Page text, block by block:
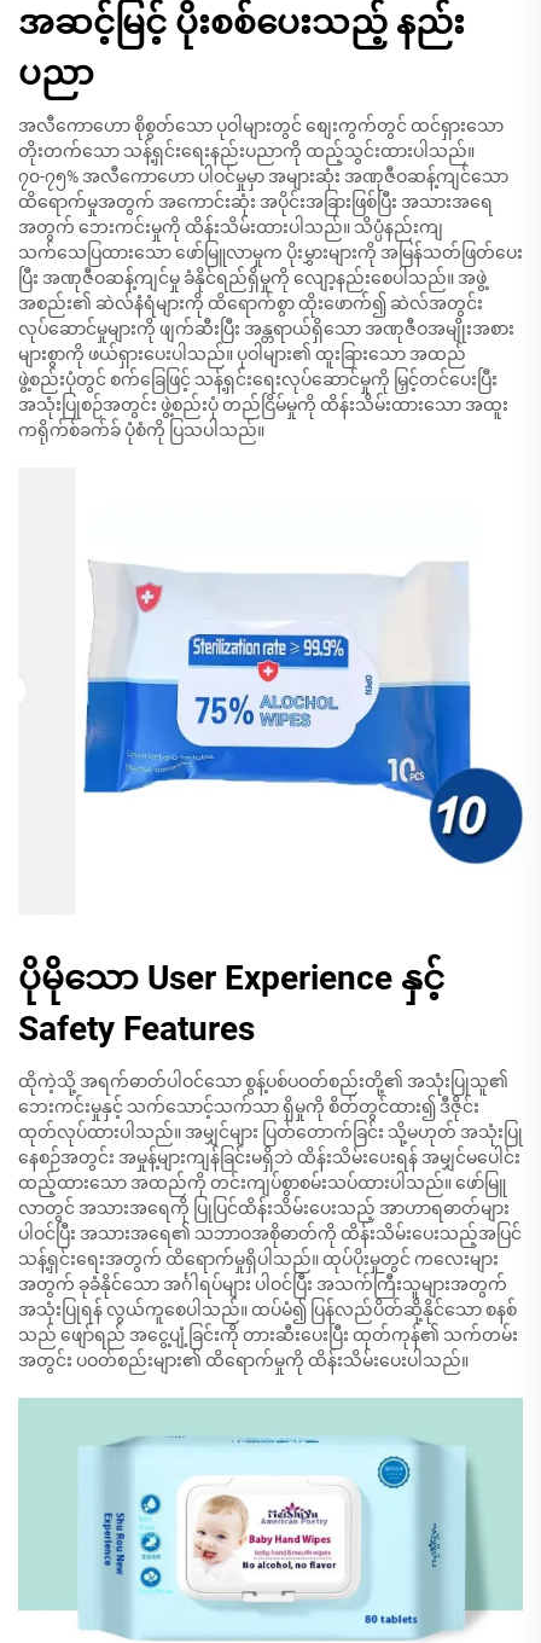
အဆင့်မြင့် ပိုးစစ်ပေးသည့် နည်း
ပညာ
အလီကောဟော စိုစွတ်သော ပုဝါများတွင် စျေးကွက်တွင် ထင်ရှားသော
တိုးတက်သော သန့်ရှင်းရေးနည်းပညာကို ထည့်သွင်းထားပါသည်။
၇၀-၇၅% အလီကောဟော ပါဝင်မှုမှာ အများဆုံး အဏုဇီဝဆန့်ကျင်သော
ထိရောက်မှုအတွက် အကောင်းဆုံး အပိုင်းအခြားဖြစ်ပြီး အသားအရေ
အတွက် ဘေးကင်းမှုကို ထိန်းသိမ်းထားပါသည်။ သိပ္ပံနည်းကျ
သက်သေပြထားသော ဖော်မြူလာမှုက ပိုးမွှားများကို အမြန်သတ်ဖြတ်ပေး
ပြီး အဏုဇီဝဆန့်ကျင်မှု ခံနိုင်ရည်ရှိမှုကို လျော့နည်းစေပါသည်။ အဖွဲ့
အစည်း၏ ဆဲလ်နံရံများကို ထိရောက်စွာ ထိုးဖောက်၍ ဆဲလ်အတွင်း
လုပ်ဆောင်မှုများကို ဖျက်ဆီးပြီး အန္တရာယ်ရှိသော အဏုဇီဝအမျိုးအစား
များစွာကို ဖယ်ရှားပေးပါသည်။ ပုဝါများ၏ ထူးခြားသော အထည်
ဖွဲ့စည်းပုံတွင် စက်ခြေဖြင့် သန့်ရှင်းရေးလုပ်ဆောင်မှုကို မြှင့်တင်ပေးပြီး
အသုံးပြုစဉ်အတွင်း ဖွဲ့စည်းပုံ တည်ငြိမ်မှုကို ထိန်းသိမ်းထားသော အထူး
ကရိုက်စ်ခက်ခ် ပုံစံကို ပြသပါသည်။
ပိုမိုသော User Experience နှင့်
Safety Features
ထိုကဲ့သို့ အရက်ဓာတ်ပါဝင်သော စွန့်ပစ်ပဝတ်စည်းတို့၏ အသုံးပြုသူ၏
ဘေးကင်းမှုနှင့် သက်သောင့်သက်သာ ရှိမှုကို စိတ်တွင်ထား၍ ဒီဇိုင်း
ထုတ်လုပ်ထားပါသည်။ အမျှင်များ ပြတ်တောက်ခြင်း သို့မဟုတ် အသုံးပြု
နေစဉ်အတွင်း အမှုန့်များကျန်ခြင်းမရှိဘဲ ထိန်းသိမ်းပေးရန် အမျှင်မပေါင်း
ထည့်ထားသော အထည်ကို တင်းကျပ်စွာစမ်းသပ်ထားပါသည်။ ဖော်မြူ
လာတွင် အသားအရေကို ပြုပြင်ထိန်းသိမ်းပေးသည့် အာဟာရဓာတ်များ
ပါဝင်ပြီး အသားအရေ၏ သဘာဝအစိုဓာတ်ကို ထိန်းသိမ်းပေးသည့်အပြင်
သန့်ရှင်းရေးအတွက် ထိရောက်မှုရှိပါသည်။ ထုပ်ပိုးမှုတွင် ကလေးများ
အတွက် ခုခံနိုင်သော အင်္ဂါရပ်များ ပါဝင်ပြီး အသက်ကြီးသူများအတွက်
အသုံးပြုရန် လွယ်ကူစေပါသည်။ ထပ်မံ၍ ပြန်လည်ပိတ်ဆို့နိုင်သော စနစ်
သည် ဖျော်ရည် အငွေ့ပျံ့ခြင်းကို တားဆီးပေးပြီး ထုတ်ကုန်၏ သက်တမ်း
အတွင်း ပဝတ်စည်းများ၏ ထိရောက်မှုကို ထိန်းသိမ်းပေးပါသည်။